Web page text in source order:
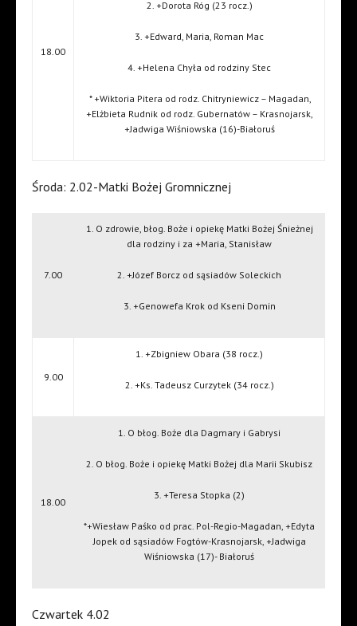
18.00
2. +Dorota Róg (23 rocz.)
3. +Edward, Maria, Roman Mac
4. +Helena Chyła od rodziny Stec
* +Wiktoria Pitera od rodz. Chitryniewicz – Magadan,
+Elżbieta Rudnik od rodz. Gubernatów – Krasnojarsk,
+Jadwiga Wiśniowska (16)-Białoruś
Środa: 2.02-Matki Bożej Gromnicznej
7.00
1. O zdrowie, błog. Boże i opiekę Matki Bożej Śnieżnej
dla rodziny i za +Maria, Stanisław
2. +Józef Borcz od sąsiadów Soleckich
3. +Genowefa Krok od Kseni Domin
9.00
1. +Zbigniew Obara (38 rocz.)
2. +Ks. Tadeusz Curzytek (34 rocz.)
18.00
1. O błog. Boże dla Dagmary i Gabrysi
2. O błog. Boże i opiekę Matki Bożej dla Marii Skubisz
3. +Teresa Stopka (2)
*+Wiesław Paśko od prac. Pol-Regio-Magadan, +Edyta
Jopek od sąsiadów Fogtów-Krasnojarsk, +Jadwiga
Wiśniowska (17)- Białoruś
Czwartek 4.02